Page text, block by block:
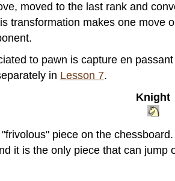
moved to the last rank and
transformation makes one move
to pawn is capture en
in Lesson 7.
Knight
piece on the
it is the only piece that can jump